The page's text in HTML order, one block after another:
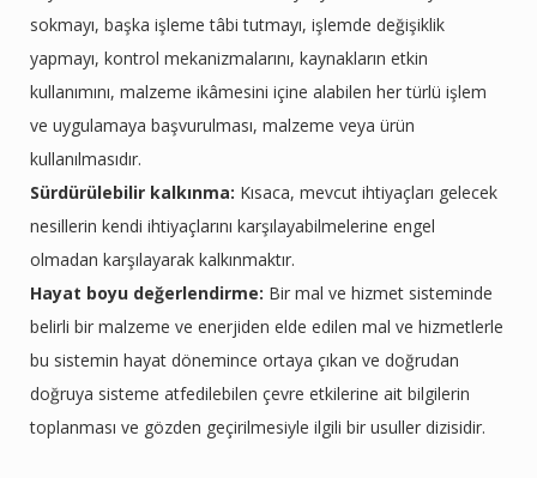
sokmayı, başka işleme tâbi tutmayı, işlemde değişiklik
yapmayı, kontrol mekanizmalarını, kaynakların etkin
kullanımını, malzeme ikâmesini içine alabilen her türlü işlem
ve uygulamaya başvurulması, malzeme veya ürün
kullanılmasıdır.
Sürdürülebilir kalkınma: Kısaca, mevcut ihtiyaçları gelecek
nesillerin kendi ihtiyaçlarını karşılayabilmelerine engel
olmadan karşılayarak kalkınmaktır.
Hayat boyu değerlendirme: Bir mal ve hizmet sisteminde
belirli bir malzeme ve enerjiden elde edilen mal ve hizmetlerle
bu sistemin hayat dönemince ortaya çıkan ve doğrudan
doğruya sisteme atfedilebilen çevre etkilerine ait bilgilerin
toplanması ve gözden geçirilmesiyle ilgili bir usuller dizisidir.